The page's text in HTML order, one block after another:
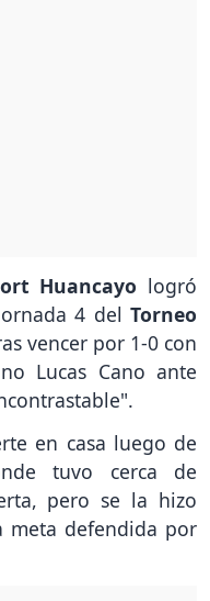
Huancayo logró
4 del Torneo
vencer por 1-0 con
Lucas Cano ante
en casa luego de
tuvo cerca de
pero se la hizo
meta defendida por